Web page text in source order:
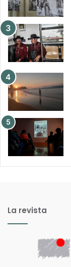
La revista